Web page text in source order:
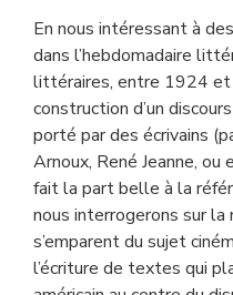
En nous intéressant à
dans l’hebdomadaire
littéraires, entre 1924 et
construction d’un
porté par des écrivains
Arnoux, René Jeanne,
fait la part belle à la
nous interrogerons sur la
s’emparent du sujet
l’écriture de textes qui